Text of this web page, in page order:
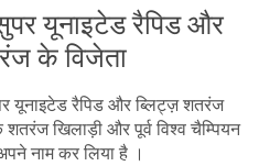
यूनाइटेड रैपिड और
के विजेता
यूनाइटेड रैपिड और ब्लिट्ज़ शतरंज
खिलाड़ी और पूर्व विश्व चैम्पियन
नाम कर लिया है ।